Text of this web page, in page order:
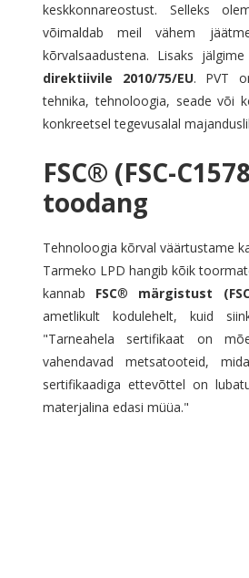
keskkonnareostust. Selleks
võimaldab meil vähem
kõrvalsaadustena. Lisaks
direktiivile 2010/75/EU. PVT
tehnika, tehnoloogia, seade või
konkreetsel tegevusalal
FSC® (FSC-
toodang
Tehnoloogia kõrval väärtustame
Tarmeko LPD hangib kõik
kannab FSC® märgistust
ametlikult kodulehelt, kuid
"Tarneahela sertifikaat on
vahendavad metsatooteid,
sertifikaadiga ettevõttel on
materjalina edasi müüa."